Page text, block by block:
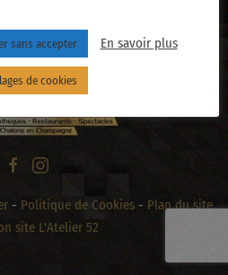
- Politique de Cookies - Plan du site
site L'Atelier 52
sans accepter En savoir plus
de cookies